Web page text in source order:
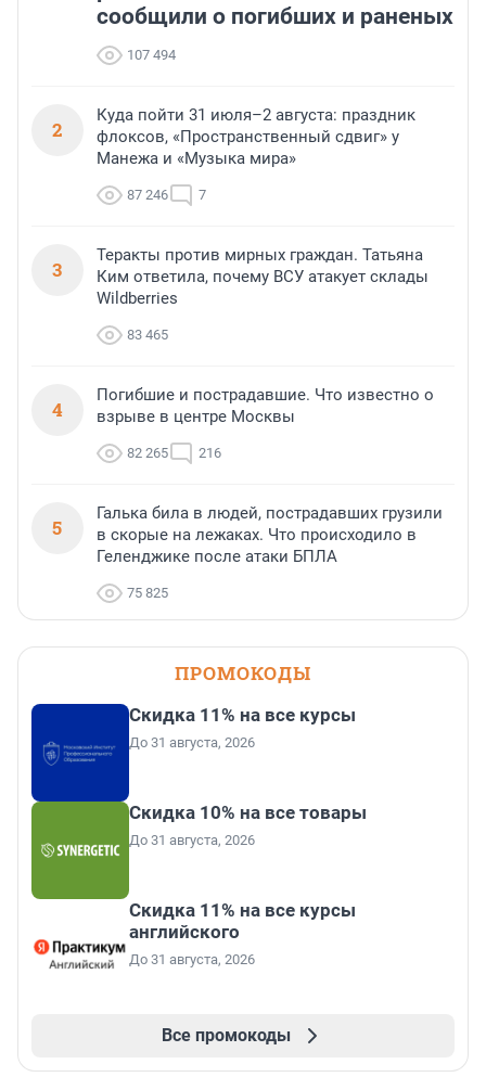
сообщили о погибших и раненых
107 494
2
Куда пойти 31 июля–2 августа: праздник
флоксов, «Пространственный сдвиг» у
Манежа и «Музыка мира»
87 246 7
3
Теракты против мирных граждан. Татьяна
Ким ответила, почему ВСУ атакует склады
Wildberries
83 465
4
Погибшие и пострадавшие. Что известно о
взрыве в центре Москвы
82 265 216
5
Галька била в людей, пострадавших грузили
в скорые на лежаках. Что происходило в
Геленджике после атаки БПЛА
75 825
ПРОМОКОДЫ
Скидка 11% на все курсы
До 31 августа, 2026
Скидка 10% на все товары
До 31 августа, 2026
Скидка 11% на все курсы
английского
До 31 августа, 2026
Все промокоды